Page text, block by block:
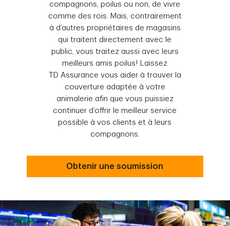
compagnons, poilus ou non, de vivre
comme des rois. Mais, contrairement
à d’autres propriétaires de magasins
qui traitent directement avec le
public, vous traitez aussi avec leurs
meilleurs amis poilus! Laissez
TD Assurance vous aider à trouver la
couverture adaptée à votre
animalerie afin que vous puissiez
continuer d’offrir le meilleur service
possible à vos clients et à leurs
compagnons.
Obtenir une soumission